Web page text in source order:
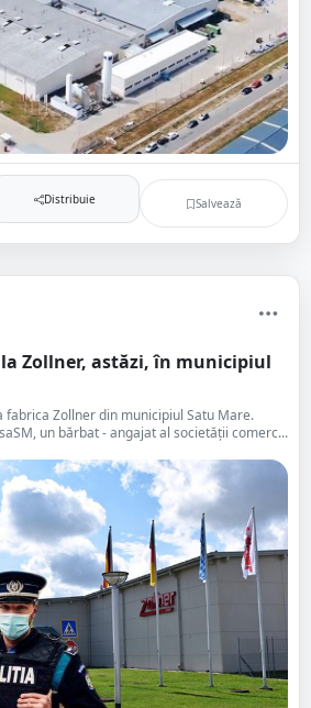
Distribuie Salvează
Zollner, astăzi, în municipiul
fabrica Zollner din municipiul Satu Mare.
un bărbat - angajat al societății comerc...